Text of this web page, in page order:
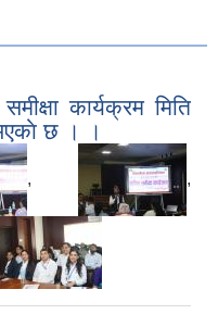
कार्यक्रम मिति
छ । ।
, ,